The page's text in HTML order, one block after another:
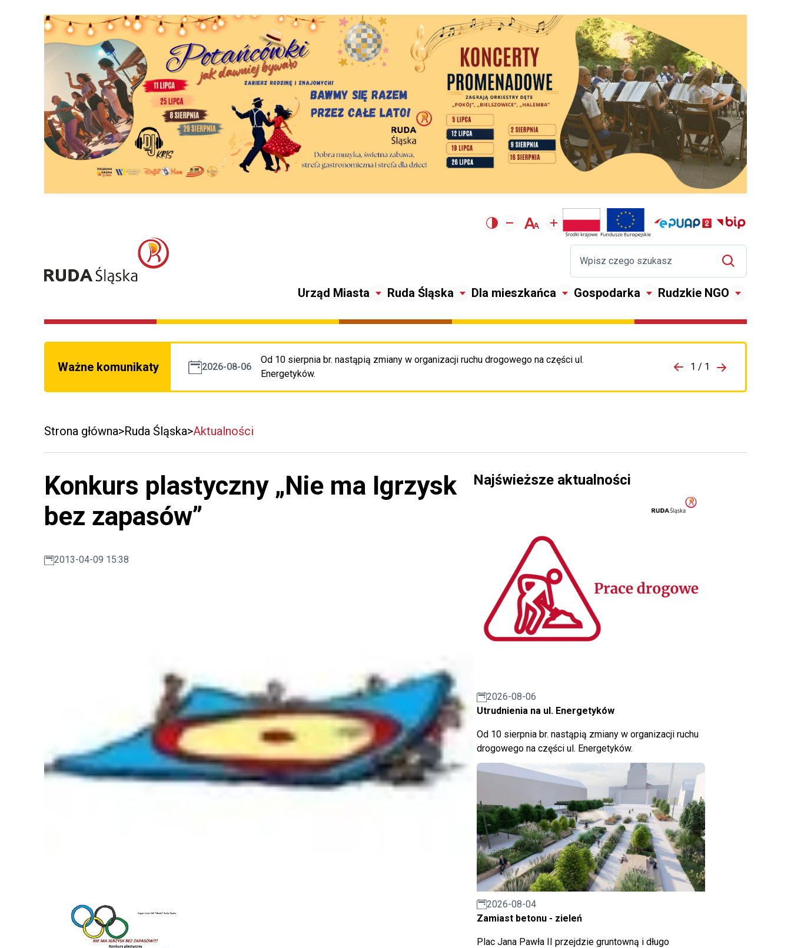
Urząd Miasta Ruda Śląska Dla mieszkańca Gospodarka Rudzkie NGO
Ważne komunikaty 2026-08-06
Od 10 sierpnia br. nastąpią zmiany w organizacji ruchu drogowego na części ul.
Energetyków.
Przejdź do porzpedniego komunikatu 1 / 1
Przejdź do
Strona główna Ruda Śląska Aktualności
Konkurs plastyczny „Nie ma Igrzysk
bez zapasów”
2013-04-09 15:38
Najświeższe aktualności
2026-08-06
Utrudnienia na ul. Energetyków
Od 10 sierpnia br. nastąpią zmiany w organizacji ruchu
drogowego na części ul. Energetyków.
2026-08-04
Zamiast betonu - zieleń
Plac Jana Pawła II przejdzie gruntowną i długo